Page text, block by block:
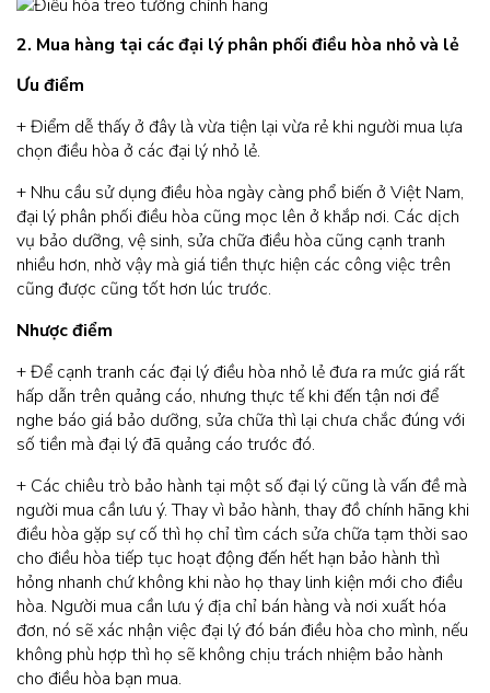
2. Mua hàng tại các đại lý phân phối điều hòa nhỏ và lẻ
Ưu điểm
+ Điểm dễ thấy ở đây là vừa tiện lại vừa rẻ khi người mua lựa
chọn điều hòa ở các đại lý nhỏ lẻ.
+ Nhu cầu sử dụng điều hòa ngày càng phổ biến ở Việt Nam,
đại lý phân phối điều hòa cũng mọc lên ở khắp nơi. Các dịch
vụ bảo dưỡng, vệ sinh, sửa chữa điều hòa cũng cạnh tranh
nhiều hơn, nhờ vậy mà giá tiền thực hiện các công việc trên
cũng được cũng tốt hơn lúc trước.
Nhược điểm
+ Để cạnh tranh các đại lý điều hòa nhỏ lẻ đưa ra mức giá rất
hấp dẫn trên quảng cáo, nhưng thực tế khi đến tận nơi để
nghe báo giá bảo dưỡng, sửa chữa thì lại chưa chắc đúng với
số tiền mà đại lý đã quảng cáo trước đó.
+ Các chiêu trò bảo hành tại một số đại lý cũng là vấn đề mà
người mua cần lưu ý. Thay vì bảo hành, thay đồ chính hãng khi
điều hòa gặp sự cố thì họ chỉ tìm cách sửa chữa tạm thời sao
cho điều hòa tiếp tục hoạt động đến hết hạn bảo hành thì
hỏng nhanh chứ không khi nào họ thay linh kiện mới cho điều
hòa. Người mua cần lưu ý địa chỉ bán hàng và nơi xuất hóa
đơn, nó sẽ xác nhận việc đại lý đó bán điều hòa cho mình, nếu
không phù hợp thì họ sẽ không chịu trách nhiệm bảo hành
cho điều hòa bạn mua.